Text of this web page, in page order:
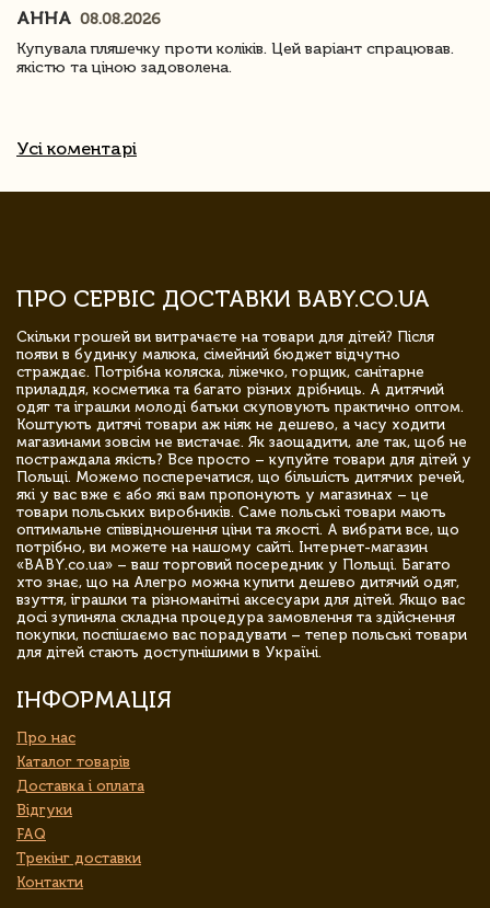
АННА 08.08.2026
Купувала пляшечку проти коліків. Цей варіант спрацював.
якістю та ціною задоволена.
Усі коментарі
ПРО СЕРВІС ДОСТАВКИ BABY.CO.UA
Скільки грошей ви витрачаєте на товари для дітей? Після
появи в будинку малюка, сімейний бюджет відчутно
страждає. Потрібна коляска, ліжечко, горщик, санітарне
приладдя, косметика та багато різних дрібниць. А дитячий
одяг та іграшки молоді батьки скуповують практично оптом.
Коштують дитячі товари аж ніяк не дешево, а часу ходити
магазинами зовсім не вистачає. Як заощадити, але так, щоб не
постраждала якість? Все просто – купуйте товари для дітей у
Польщі. Можемо посперечатися, що більшість дитячих речей,
які у вас вже є або які вам пропонують у магазинах – це
товари польських виробників. Саме польські товари мають
оптимальне співвідношення ціни та якості. А вибрати все, що
потрібно, ви можете на нашому сайті. Інтернет-магазин
«BABY.co.ua» – ваш торговий посередник у Польщі. Багато
хто знає, що на Алегро можна купити дешево дитячий одяг,
взуття, іграшки та різноманітні аксесуари для дітей. Якщо вас
досі зупиняла складна процедура замовлення та здійснення
покупки, поспішаємо вас порадувати – тепер польські товари
для дітей стають доступнішими в Україні.
ІНФОРМАЦІЯ
Про нас
Каталог товарів
Доставка і оплата
Відгуки
FAQ
Трекінг доставки
Контакти